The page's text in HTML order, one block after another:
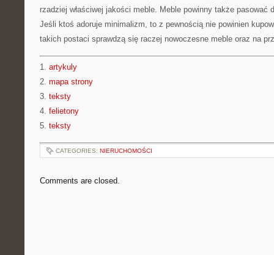
rzadziej właściwej jakości meble. Meble powinny także pasować
Jeśli ktoś adoruje minimalizm, to z pewnością nie powinien
takich postaci sprawdzą się raczej nowoczesne meble oraz na
1. artykuly
2. mapa strony
3. teksty
4. felietony
5. teksty
CATEGORIES: NIERUCHOMOŚCI
Comments are closed.